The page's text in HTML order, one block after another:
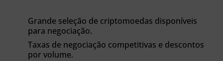
Grande seleção de criptomoedas disponíveis
para negociação.
Taxas de negociação competitivas e descontos
por volume.